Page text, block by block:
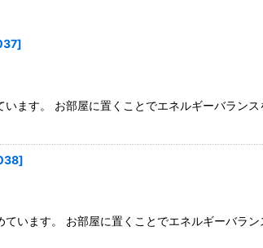
]
ます。 お部屋に置くことでエネルギーバラン
]
います。 お部屋に置くことでエネルギーバラ